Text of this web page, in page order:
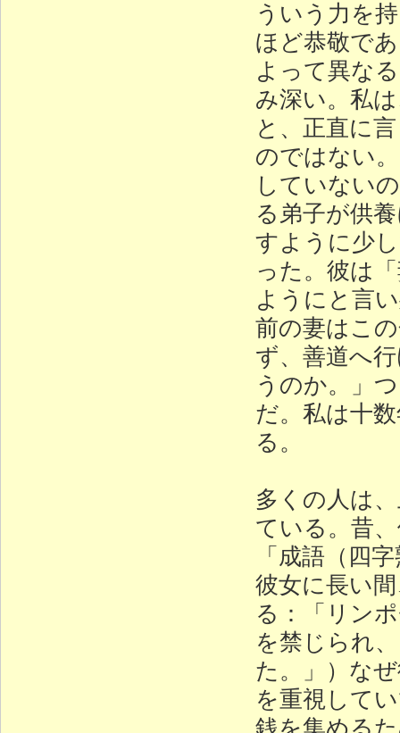
ういう力を
ほど恭敬で
よって異な
み深い。私
と、正直に
のではない
していない
る弟子が供
すように少
った。彼は
ようにと言
前の妻はこ
ず、善道へ
うのか。」
だ。私は十
る。
多くの人は
ている。昔
「成語（四
彼女に長い
る：「リン
を禁じられ
た。」）な
を重視して
銭を集める